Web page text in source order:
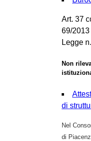
Art. 37
69/
Legge
Non
di
Nel
di